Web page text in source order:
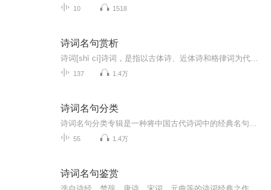
10 1518
诗词名句赏析
137 1.4万
诗词名句分类
55 1.4万
诗词名句鉴赏